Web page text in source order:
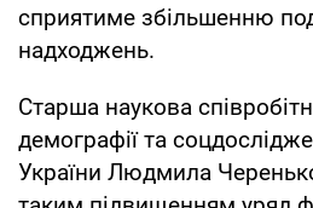
сприятиме збільшенню
надходжень.
Старша наукова
демографії та
України Людмила